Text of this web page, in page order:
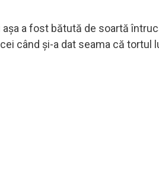
a fost bătută de soartă
când și-a dat seama că tortul